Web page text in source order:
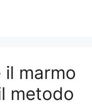
il marmo
metodo